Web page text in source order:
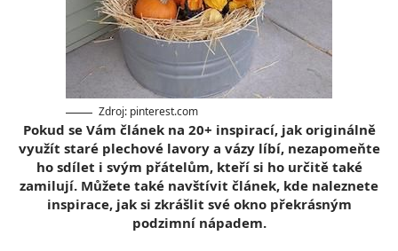
Zdroj: pinterest.com
Pokud se Vám článek na 20+ inspirací, jak originálně
využít staré plechové lavory a vázy líbí, nezapomeňte
ho sdílet i svým přátelům, kteří si ho určitě také
zamilují. Můžete také navštívit článek, kde naleznete
inspirace, jak si zkrášlit své okno překrásným
podzimní nápadem.